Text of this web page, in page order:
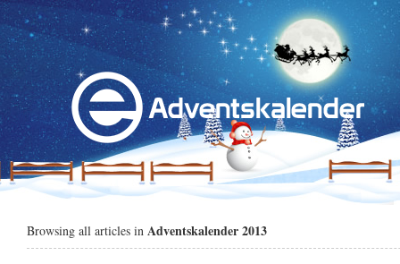
Browsing all articles in Adventskalender 2013